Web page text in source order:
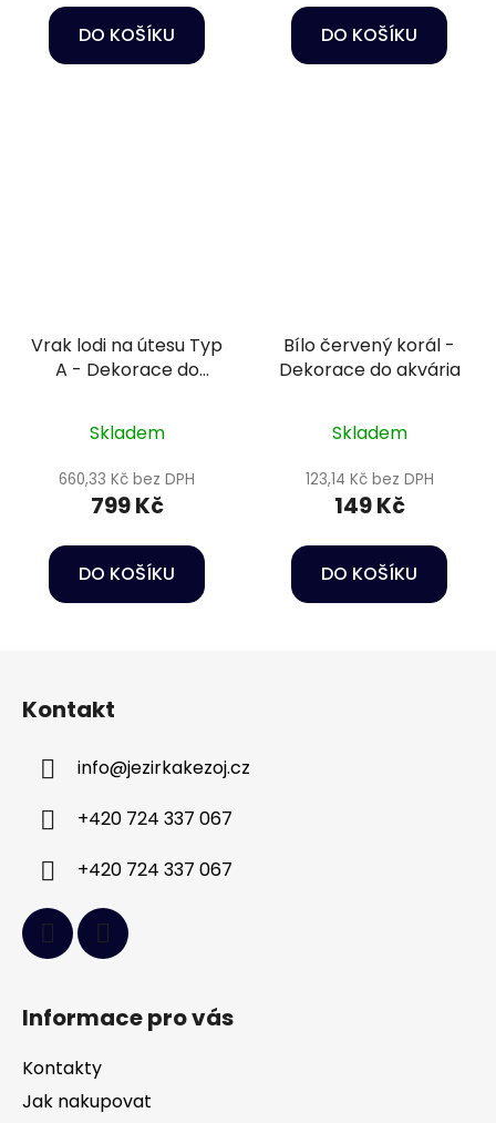
DO KOŠÍKU DO KOŠÍKU
Vrak lodi na útesu Typ
A - Dekorace do
Skladem
660,33 Kč bez DPH
799 Kč
DO KOŠÍKU
Bílo červený korál -
Dekorace do akvária
Skladem
123,14 Kč bez DPH
149 Kč
DO KOŠÍKU
Kontakt
info@jezirkakezoj.cz
+420 724 337 067
+420 724 337 067
Informace pro vás
Kontakty
Jak nakupovat